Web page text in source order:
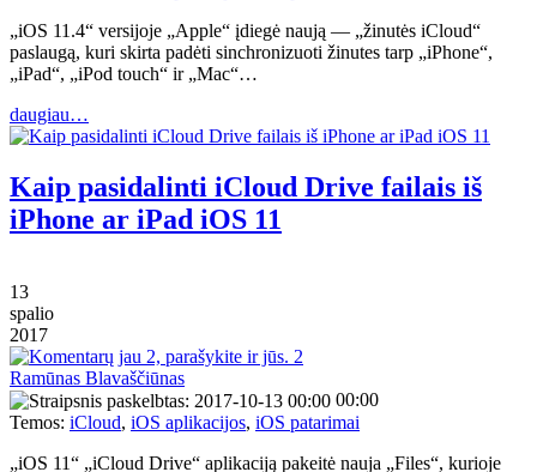
„iOS 11.4“ versijoje „Apple“ įdiegė naują — „žinutės iCloud“
paslaugą, kuri skirta padėti sinchronizuoti žinutes tarp „iPhone“,
„iPad“, „iPod touch“ ir „Mac“…
daugiau…
Kaip pasidalinti iCloud Drive failais iš
iPhone ar iPad iOS 11
13
spalio
2017
2
Ramūnas Blavaščiūnas
00:00
Temos: iCloud, iOS aplikacijos, iOS patarimai
„iOS 11“ „iCloud Drive“ aplikaciją pakeitė nauja „Files“, kurioje